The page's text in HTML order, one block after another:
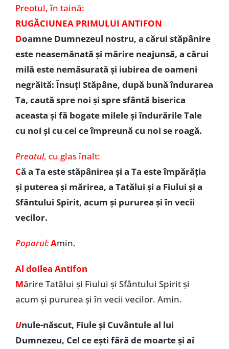
Preotul, în taină:
RUGĂCIUNEA PRIMULUI ANTIFON
Doamne Dumnezeul nostru, a cărui stăpânire
este neasemănată și mărire neajunsă, a cărui
milă este nemăsurată și iubirea de oameni
negrăită: Însuți Stăpâne, după bună îndurarea
Ta, caută spre noi și spre sfântă biserica
aceasta și fă bogate milele și îndurările Tale
cu noi și cu cei ce împreună cu noi se roagă.
Preotul, cu glas înalt:
Că a Ta este stăpânirea și a Ta este împărăția
și puterea și mărirea, a Tatălui și a Fiului și a
Sfântului Spirit, acum și pururea și în vecii
vecilor.
Poporul:Amin.
Al doilea Antifon
Mărire Tatălui și Fiului și Sfântului Spirit și
acum și pururea și în vecii vecilor. Amin.
Unule-născut, Fiule și Cuvântule al lui
Dumnezeu, Cel ce ești fără de moarte și ai